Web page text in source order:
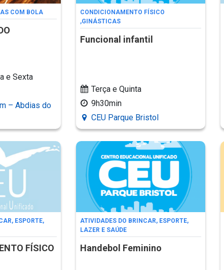
COM BOLA
e Sexta
– Abdias do
CONDICIONAMENTO FÍSICO
,GINÁSTICAS
Funcional infantil
Terça e Quinta
9h30min
CEU Parque Bristol
ESPORTE,
FÍSICO
ATIVIDADES DO BRINCAR, ESPORTE,
LAZER E SAÚDE
Handebol Feminino